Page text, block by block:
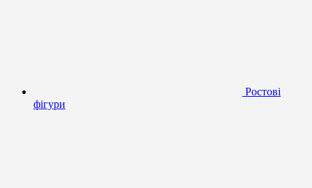
Ростові
фігури